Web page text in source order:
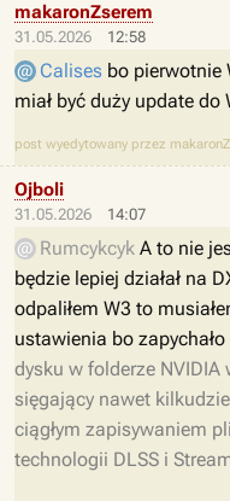
31.05.2026 12:58
makaronZserem
Calises bo pierwotnie
miał być duży update do
post wyedytowany przez
31.05.2026 14:07
Ojboli
Rumcykcyk A to nie
będzie lepiej działał na
odpaliłem W3 to
ustawienia bo zapychało
dysku w folderze
sięgający nawet
ciągłym zapisywaniem
technologii DLSS i